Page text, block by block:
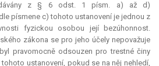
z § 6 odst. 1 písm. a) až d)
písmene c) tohoto ustanovení je jednou z
fyzickou osobou její bezúhonnost.
zákona se pro jeho účely nepovažuje
pravomocně odsouzen pro trestné činy
ustanovení, pokud se na něj nehledí,